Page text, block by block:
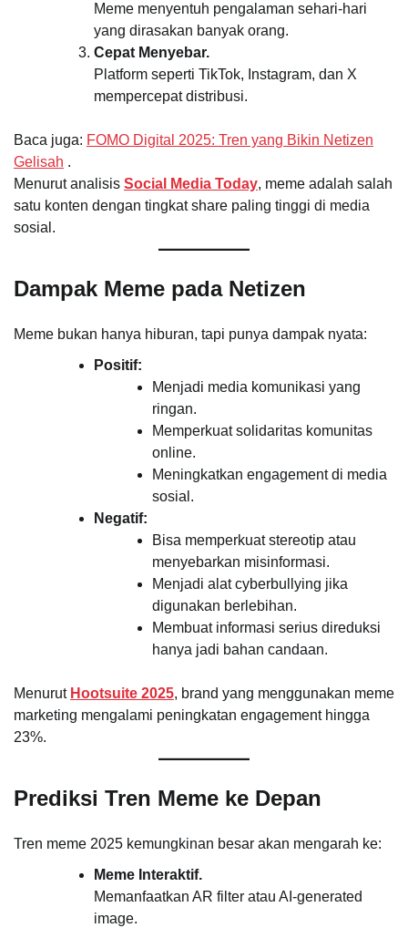
Meme menyentuh pengalaman sehari-hari
yang dirasakan banyak orang.
Cepat Menyebar.
Platform seperti TikTok, Instagram, dan X
mempercepat distribusi.
Baca juga: FOMO Digital 2025: Tren yang Bikin Netizen
Gelisah .
Menurut analisis Social Media Today, meme adalah salah
satu konten dengan tingkat share paling tinggi di media
sosial.
Dampak Meme pada Netizen
Meme bukan hanya hiburan, tapi punya dampak nyata:
Positif:
Menjadi media komunikasi yang
ringan.
Memperkuat solidaritas komunitas
online.
Meningkatkan engagement di media
sosial.
Negatif:
Bisa memperkuat stereotip atau
menyebarkan misinformasi.
Menjadi alat cyberbullying jika
digunakan berlebihan.
Membuat informasi serius direduksi
hanya jadi bahan candaan.
Menurut Hootsuite 2025, brand yang menggunakan meme
marketing mengalami peningkatan engagement hingga
23%.
Prediksi Tren Meme ke Depan
Tren meme 2025 kemungkinan besar akan mengarah ke:
Meme Interaktif.
Memanfaatkan AR filter atau AI-generated
image.